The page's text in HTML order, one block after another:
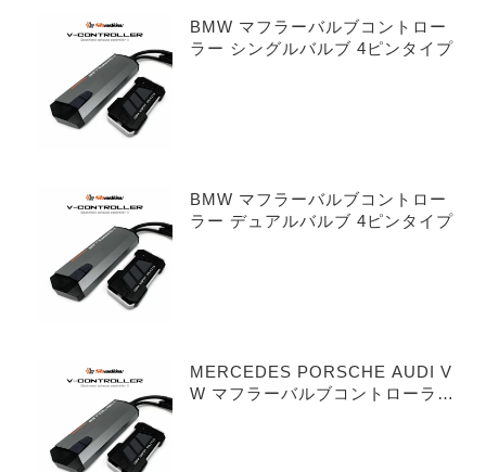
BMW マフラーバルブコントロー
ラー シングルバルブ 4ピンタイプ
BMW マフラーバルブコントロー
ラー デュアルバルブ 4ピンタイプ
MERCEDES PORSCHE AUDI V
W マフラーバルブコントローラー